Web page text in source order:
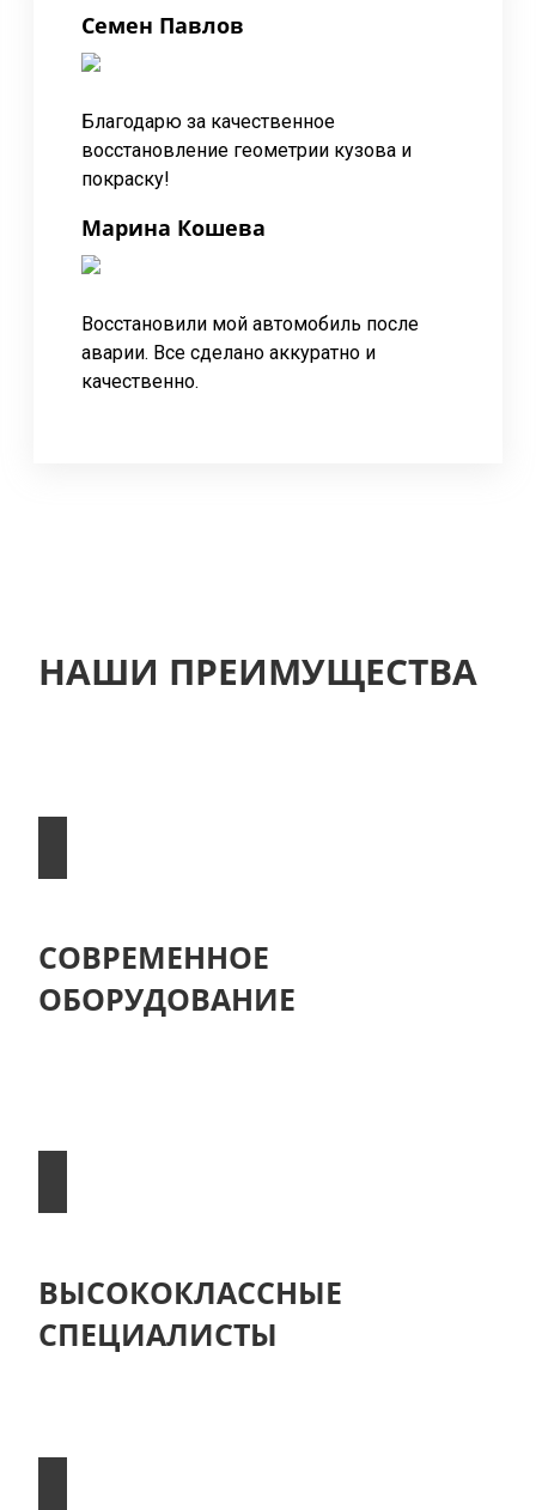
Семен Павлов
Благодарю за качественное
восстановление геометрии кузова и
покраску!
Марина Кошева
Восстановили мой автомобиль после
аварии. Все сделано аккуратно и
качественно.
НАШИ ПРЕИМУЩЕСТВА
СОВРЕМЕННОЕ
ОБОРУДОВАНИЕ
ВЫСОКОКЛАССНЫЕ
СПЕЦИАЛИСТЫ